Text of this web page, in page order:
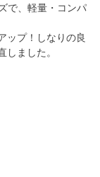
で、軽量・コンパ
ップ！しなりの良
ました。